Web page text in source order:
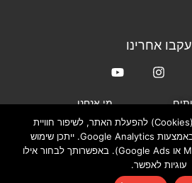
עקבו אחרינו
וסדנת הטיפולים
מי אנחנו
אודות
צור קשר
מדיניות פרטיות
האתר משתמש בעוגיות (Cookies) להפעלת האתר, לשיפור חוויית
הגלישה ולמדידת תנועה באמצעות Google Analytics. ייתכן שימוש
בעוגיות פרסום (למשל Meta או Google Ads). באפשרותך לבחור אילו
עוגיות לאפשר.